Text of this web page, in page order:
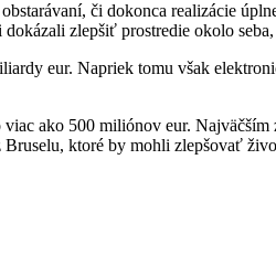
či dokonca realizácie
zlepšiť prostredie okolo
eur. Napriek tomu však
ako 500 miliónov eur.
ktoré by mohli zlepšovať